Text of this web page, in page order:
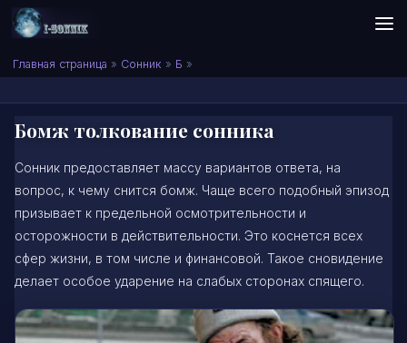
Skip to content
Сонник I-SONNIK.COM
Главная страница » Сонник » Б »
Бомж толкование сонника
Сонник предоставляет массу вариантов ответа, на
вопрос, к чему снится бомж. Чаще всего подобный эпизод
призывает к предельной осмотрительности и
осторожности в действительности. Это коснется всех
сфер жизни, в том числе и финансовой. Такое сновидение
делает особое ударение на слабых сторонах спящего.